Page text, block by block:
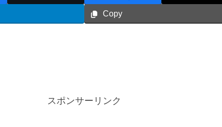
Copy
スポンサーリンク